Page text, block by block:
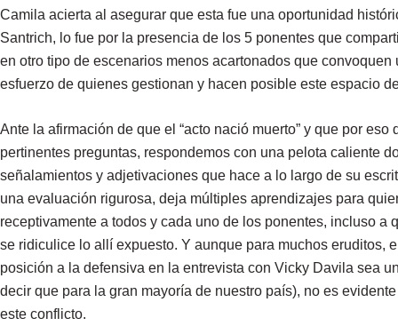
Camila acierta al asegurar que esta fue una oportunidad
Santrich, lo fue por la presencia de los 5 ponentes que
en otro tipo de escenarios menos acartonados que
esfuerzo de quienes gestionan y hacen posible este espacio
Ante la afirmación de que el “acto nació muerto” y que por
pertinentes preguntas, respondemos con una pelota caliente
señalamientos y adjetivaciones que hace a lo largo de su
una evaluación rigurosa, deja múltiples aprendizajes para
receptivamente a todos y cada uno de los ponentes, incluso
se ridiculice lo allí expuesto. Y aunque para muchos eruditos,
posición a la defensiva en la entrevista con Vicky Davila sea
decir que para la gran mayoría de nuestro país), no es
este conflicto.